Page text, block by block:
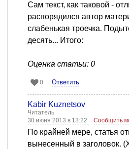
Сам текст, как таковой -
распорядился автор
слабенькая троечка.
десять... Итого:
Оценка статьи: 0
0 Ответить
Kabir Kuznetsov
Читатель
30 июня 2013 в 13:22
Сообщить
По крайней мере, статья
вынесенный в заголовок.